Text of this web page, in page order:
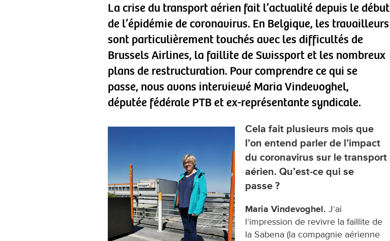
La crise du transport aérien fait l’actualité depuis le début
de l’épidémie de coronavirus. En Belgique, les travailleurs
sont particulièrement touchés avec les difficultés de
Brussels Airlines, la faillite de Swissport et les nombreux
plans de restructuration. Pour comprendre ce qui se
passe, nous avons interviewé Maria Vindevoghel,
députée fédérale PTB et ex-représentante syndicale.
Cela fait plusieurs mois que
l’on entend parler de l’impact
du coronavirus sur le transport
aérien. Qu’est-ce qui se
passe ?
Maria Vindevoghel. J’ai
l’impression de revivre la faillite de
la Sabena (la compagnie aérienne